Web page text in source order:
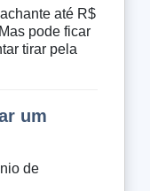
até R$
pode ficar
tirar pela
um
de